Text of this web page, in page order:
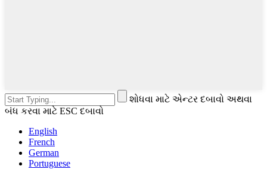
શોધવા માટે એન્ટર દબાવો અથવા
બંધ કરવા માટે ESC દબાવો
English
French
German
Portuguese